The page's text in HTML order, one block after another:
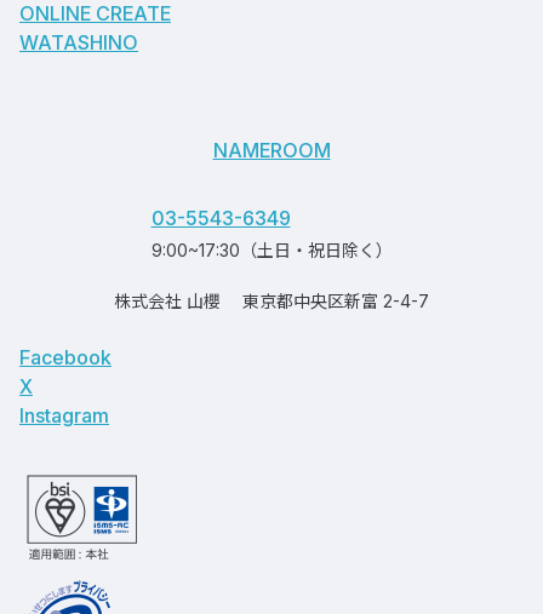
ONLINE CREATE
WATASHINO
NAMEROOM
03-5543-6349
9:00~17:30（土日・祝日除く）
株式会社 山櫻 東京都中央区新富 2-4-7
Facebook
X
Instagram